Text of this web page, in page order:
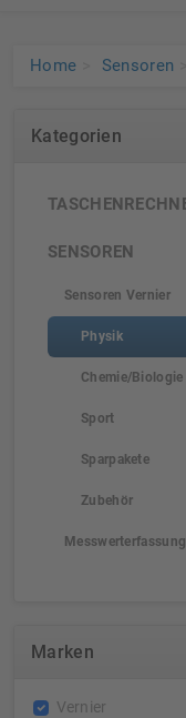
Home Sensoren
Kategorien
SENSOREN
Sensoren Vernier
Physik
Chemie/Biologie
Sport
Sparpakete
Zubehör
Messwerterfassung
Marken
Vernier